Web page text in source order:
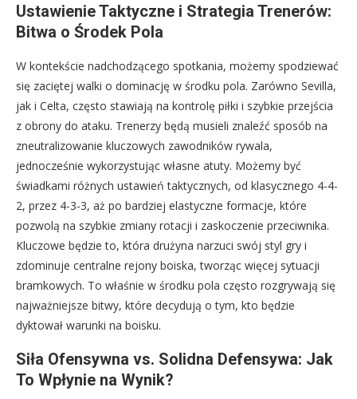
Ustawienie Taktyczne i Strategia Trenerów:
Bitwa o Środek Pola
W kontekście nadchodzącego spotkania, możemy spodziewać
się zaciętej walki o dominację w środku pola. Zarówno Sevilla,
jak i Celta, często stawiają na kontrolę piłki i szybkie przejścia
z obrony do ataku. Trenerzy będą musieli znaleźć sposób na
zneutralizowanie kluczowych zawodników rywala,
jednocześnie wykorzystując własne atuty. Możemy być
świadkami różnych ustawień taktycznych, od klasycznego 4-4-
2, przez 4-3-3, aż po bardziej elastyczne formacje, które
pozwolą na szybkie zmiany rotacji i zaskoczenie przeciwnika.
Kluczowe będzie to, która drużyna narzuci swój styl gry i
zdominuje centralne rejony boiska, tworząc więcej sytuacji
bramkowych. To właśnie w środku pola często rozgrywają się
najważniejsze bitwy, które decydują o tym, kto będzie
dyktował warunki na boisku.
Siła Ofensywna vs. Solidna Defensywa: Jak
To Wpłynie na Wynik?